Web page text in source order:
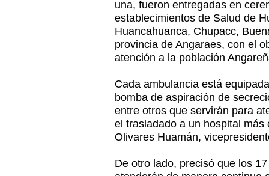
una, fueron entregadas en
establecimientos de Salud de
Huancahuanca, Chupacc,
provincia de Angaraes, con el
atención a la población
Cada ambulancia está
bomba de aspiración de
entre otros que servirán para
el trasladado a un hospital más
Olivares Huamán,
De otro lado, precisó que los